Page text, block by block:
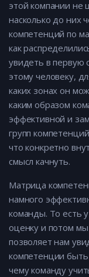
этой компании не
насколько до них
компетенций по
как
увидеть в первую
этому человеку,
каких зонах он
каким образом
эффективной и
групп
что конкретно
смысл качнуть.
Матрица
намного
команды. То есть
оценку и потом
позволяет нам
компетенции
чему команду